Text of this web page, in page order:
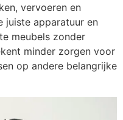
vervoeren en
juiste apparatuur en
meubels zonder
minder zorgen voor
op andere belangrijke